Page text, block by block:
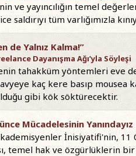
ve yayıncılığın temel
saldırıyı tüm varlığımızla
de Yalnız Kalma!”
Dayanışma Ağı’yla Söyleşi
tahakküm yöntemleri eve
kaç kere basıp mousea
gibi kök söktürecektir.
Mücadelesinin Yanındayız
İnisiyatifi'nin, 11
temel hak ve özgürlüklerin